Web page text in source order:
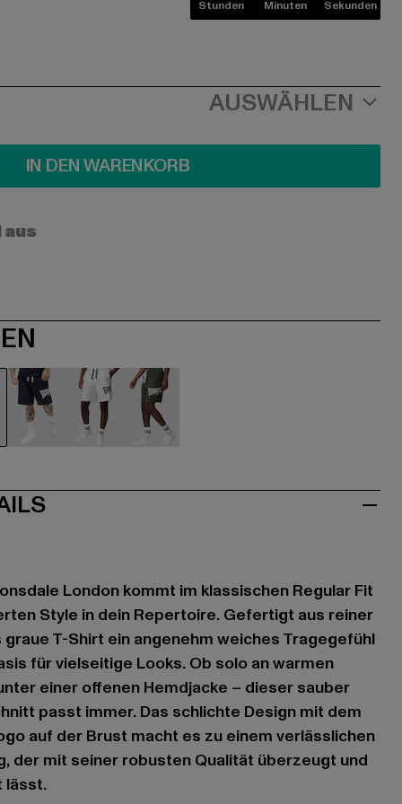
Stunden Minuten Sekunden
AUSWÄHLEN
IN DEN WARENKORB
London kommt im klassischen Regular Fit
Style in dein Repertoire. Gefertigt aus reiner
T-Shirt ein angenehm weiches Tragegefühl
für vielseitige Looks. Ob solo an warmen
einer offenen Hemdjacke – dieser sauber
passt immer. Das schlichte Design mit dem
auf der Brust macht es zu einem verlässlichen
der mit seiner robusten Qualität überzeugt und
lässt.